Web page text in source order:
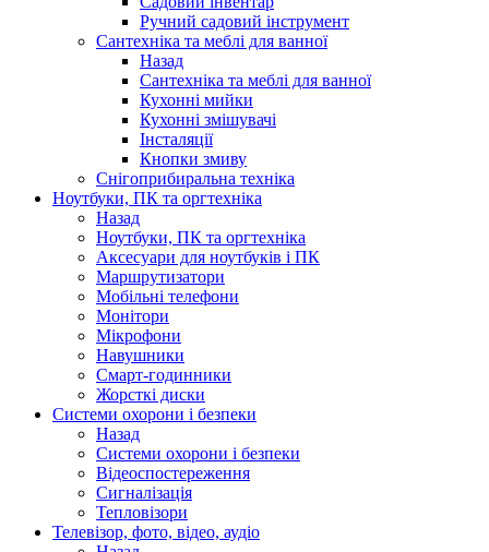
Ручний садовий інструмент
Сантехніка та меблі для ванної
Назад
Сантехніка та меблі для ванної
Кухонні мийки
Кухонні змішувачі
Інсталяції
Кнопки змиву
Снігоприбиральна техніка
Ноутбуки, ПК та оргтехніка
Назад
Ноутбуки, ПК та оргтехніка
Аксесуари для ноутбуків і ПК
Маршрутизатори
Мобільні телефони
Монітори
Мікрофони
Навушники
Смарт-годинники
Жорсткі диски
Системи охорони і безпеки
Назад
Системи охорони і безпеки
Відеоспостереження
Сигналізація
Тепловізори
Телевізор, фото, відео, аудіо